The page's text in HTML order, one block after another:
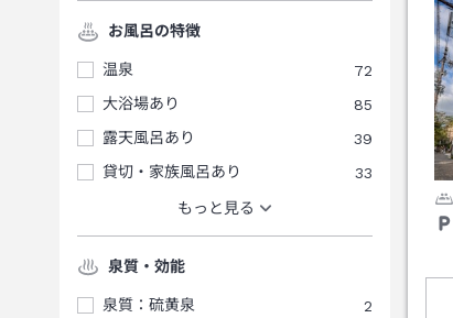
お風呂の特徴
温泉
72
大浴場あり
85
露天風呂あり
39
貸切・家族風呂あり
33
もっと見る
泉質・効能
泉質：硫黄泉
2